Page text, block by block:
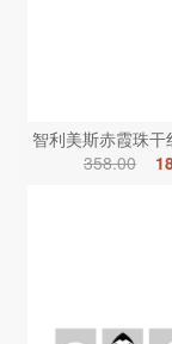
智利美斯赤霞珠
358.00